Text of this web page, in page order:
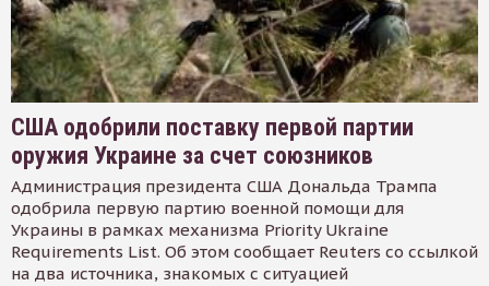
США одобрили поставку первой партии
оружия Украине за счет союзников
Администрация президента США Дональда Трампа
одобрила первую партию военной помощи для
Украины в рамках механизма Priority Ukraine
Requirements List. Об этом сообщает Reuters со ссылкой
на два источника, знакомых с ситуацией